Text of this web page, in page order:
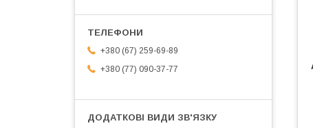
+380 (67) 259-69-89
+380 (77) 090-37-77